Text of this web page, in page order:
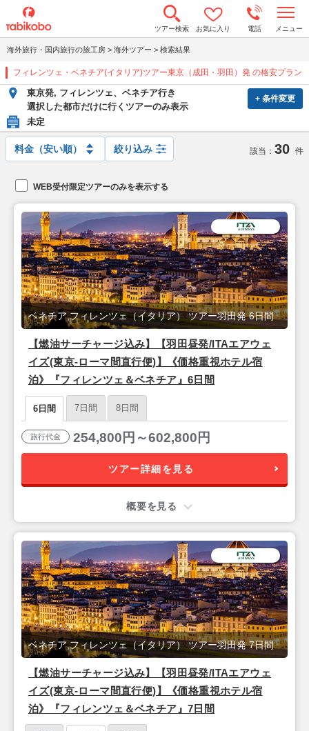
ツアー検索 お気に入り 電話 メニュー
o
e
n
a
v
t
海外旅行・国内旅行の旅工房 > 海外ツアー > 検索結果
フィレンツェ・ベネチア(イタリア)ツアー東京（成田・羽田）発 の格安プラン
+ 条件変更
東京発, フィレンツェ、ベネチア行き
選択した都市だけに行くツアーのみ表示
未定
絞り込み 該当： 30 件
WEB受付限定ツアーのみを表示する
【燃油サーチャージ込み】【羽田昼発/ITAエアウェ
イズ(東京-ローマ間直行便)】《価格重視ホテル宿
泊》『フィレンツェ＆ベネチア』6日間
ベネチア,フィレンツェ（イタリア） ツアー羽田発 6日間
6日間 7日間 8日間
旅行代金 254,800円～602,800円
ツアー詳細を見る
概要を見る
【燃油サーチャージ込み】【羽田昼発/ITAエアウェ
イズ(東京-ローマ間直行便)】《価格重視ホテル宿
泊》『フィレンツェ＆ベネチア』7日間
ベネチア,フィレンツェ（イタリア） ツアー羽田発 7日間